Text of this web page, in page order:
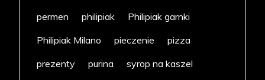
permen
philipiak
Philipiak garnki
Philipiak Milano
pieczenie
pizza
prezenty
purina
syrop na kaszel